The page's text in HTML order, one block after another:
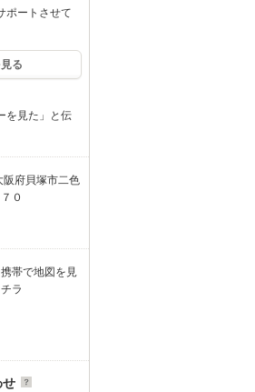
ポートさせて
る
を見た」と伝
阪府貝塚市二色
０
帯で地図を見
ラ
せ